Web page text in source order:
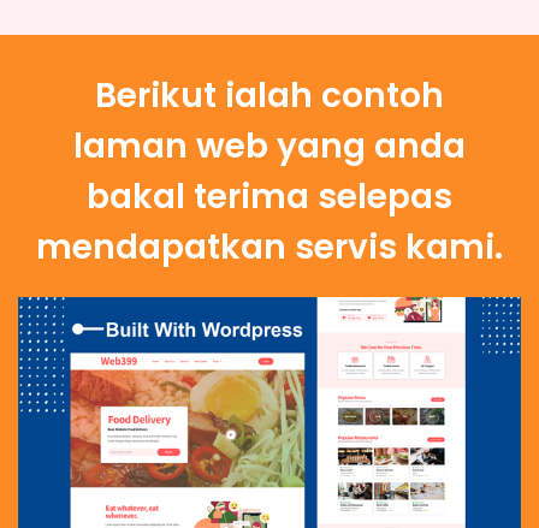
Berikut ialah contoh
laman web yang anda
bakal terima selepas
mendapatkan servis kami.